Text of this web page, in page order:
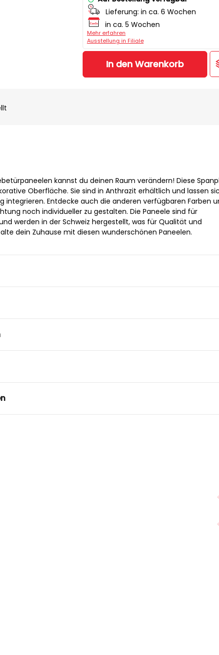
Lieferung: in ca. 6 Wochen
in ca. 5 Wochen
Mehr erfahren
Ausstellung in Filiale
In den Warenkorb
kannst du deinen Raum verändern! Diese
Oberfläche. Sie sind in Anthrazit erhältlich und lassen
integrieren. Entdecke auch die anderen verfügbaren Farben
noch individueller zu gestalten. Die Paneele sind für
werden in der Schweiz hergestellt, was für Qualität und
dein Zuhause mit diesen wunderschönen Paneelen.